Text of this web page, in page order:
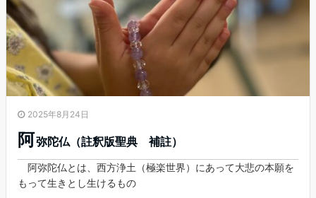
2025年8月24日
阿弥陀仏（註釈版聖典 補註）
阿弥陀仏とは、西方浄土（極楽世界）にあって大悲の本願を
もって生きとし生けるもの